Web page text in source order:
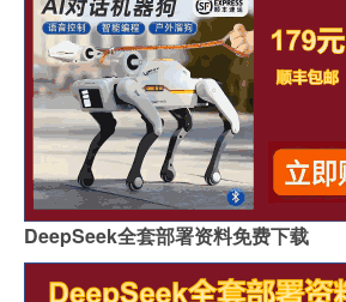
DeepSeek全套部署资料免费下载